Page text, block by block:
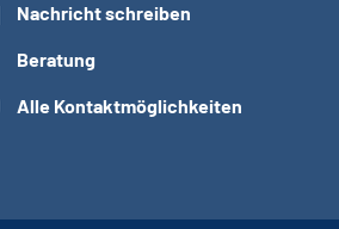
Nachricht schreiben
Beratung
Alle Kontaktmöglichkeiten